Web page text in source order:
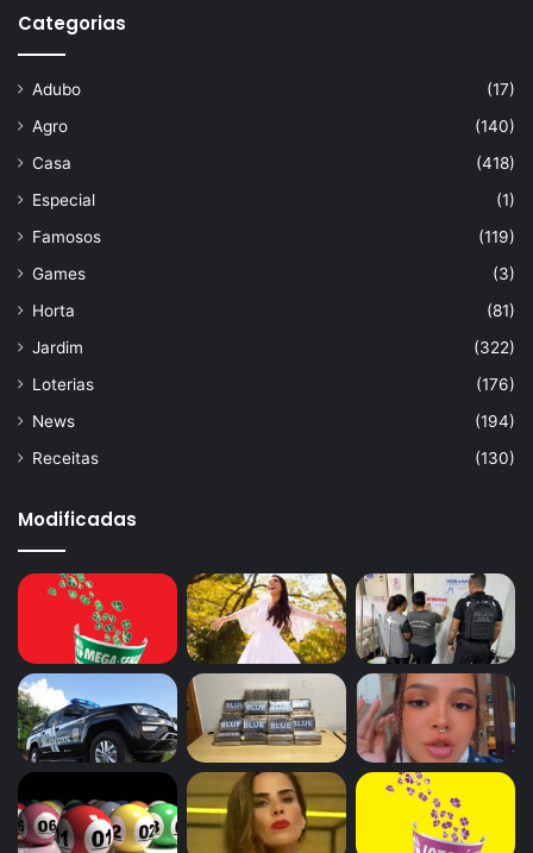
Categorias
Adubo
(17)
Agro
(140)
Casa
(418)
Especial
(1)
Famosos
(119)
Games
(3)
Horta
(81)
Jardim
(322)
Loterias
(176)
News
(194)
Receitas
(130)
Modificadas